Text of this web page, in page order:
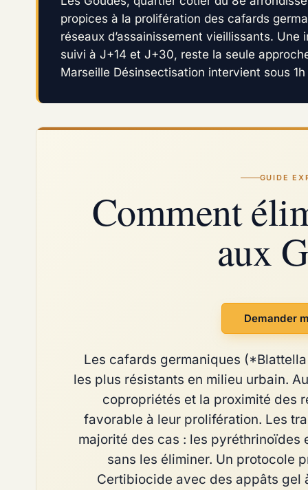
propices à la prolifération des cafards
réseaux d’assainissement vieillissants.
suivi à J+14 et J+30, reste la seule
Marseille Désinsectisation intervient sous 1h
GUIDE
Comment
aux
Demander
Les cafards germaniques
les plus résistants en milieu urbain.
copropriétés et la proximité des
favorable à leur prolifération. Les
majorité des cas : les pyréthrinoïdes
sans les éliminer. Un protocole
Certibiocide avec des appâts gel